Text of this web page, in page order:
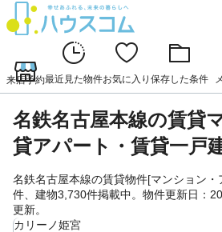
来店予約最近見た物件お気に入り 保存した条件
名鉄名古屋本線の賃貸
貸アパート・賃貸一戸
名鉄名古屋本線の賃貸物件[マンション
件、建物3,730件掲載中。物件更新日：
更新。
カリーノ姫宮